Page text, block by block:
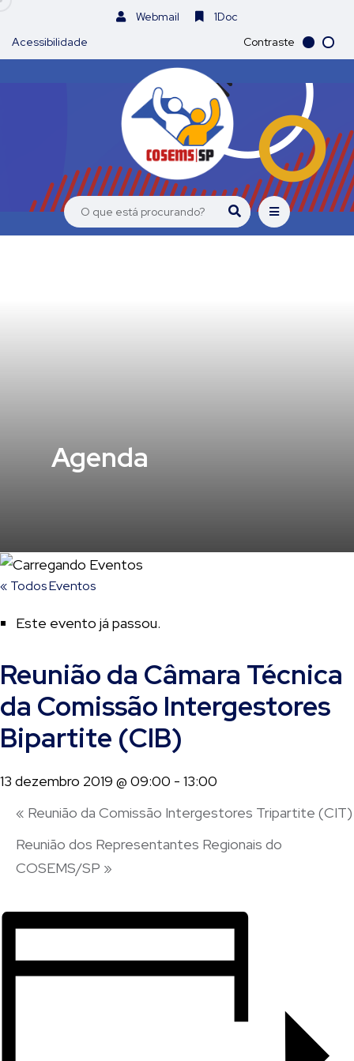
Webmail
1Doc
Acessibilidade
Contraste
Agenda
« Todos Eventos
Este evento já passou.
Reunião da Câmara Técnica
da Comissão Intergestores
Bipartite (CIB)
13 dezembro 2019 @ 09:00 - 13:00
« Reunião da Comissão Intergestores Tripartite (CIT)
Reunião dos Representantes Regionais do
COSEMS/SP »